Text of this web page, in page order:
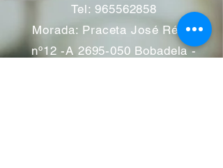
Tel: 965562858
Morada: Praceta José Régio
nº12 -A 2695-050 Bobadela -